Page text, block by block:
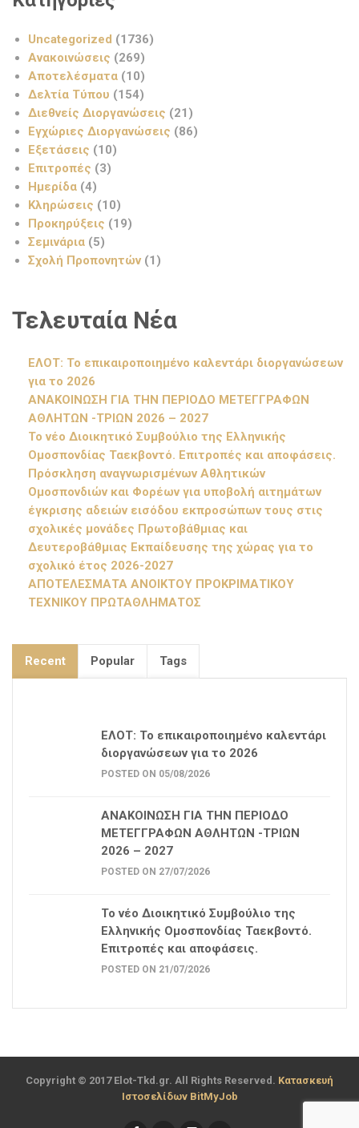
Uncategorized (1736)
Ανακοινώσεις (269)
Αποτελέσματα (10)
Δελτία Τύπου (154)
Διεθνείς Διοργανώσεις (21)
Εγχώριες Διοργανώσεις (86)
Εξετάσεις (10)
Επιτροπές (3)
Ημερίδα (4)
Κληρώσεις (10)
Προκηρύξεις (19)
Σεμινάρια (5)
Σχολή Προπονητών (1)
Τελευταία Νέα
ΕΛΟΤ: Το επικαιροποιημένο καλεντάρι διοργανώσεων
για το 2026
ΑΝΑΚΟΙΝΩΣΗ ΓΙΑ ΤΗΝ ΠΕΡΙΟΔΟ ΜΕΤΕΓΓΡΑΦΩΝ
ΑΘΛΗΤΩΝ -ΤΡΙΩΝ 2026 – 2027
Το νέο Διοικητικό Συμβούλιο της Ελληνικής
Ομοσπονδίας Ταεκβοντό. Επιτροπές και αποφάσεις.
Πρόσκληση αναγνωρισμένων Αθλητικών
Ομοσπονδιών και Φορέων για υποβολή αιτημάτων
έγκρισης αδειών εισόδου εκπροσώπων τους στις
σχολικές μονάδες Πρωτοβάθμιας και
Δευτεροβάθμιας Εκπαίδευσης της χώρας για το
σχολικό έτος 2026-2027
ΑΠΟΤΕΛΕΣΜΑΤΑ ΑΝΟΙΚΤΟΥ ΠΡΟΚΡΙΜΑΤΙΚΟΥ
ΤΕΧΝΙΚΟΥ ΠΡΩΤΑΘΛΗΜΑΤΟΣ
Recent Popular Tags
ΕΛΟΤ: Το επικαιροποιημένο καλεντάρι
διοργανώσεων για το 2026
POSTED ON 05/08/2026
ΑΝΑΚΟΙΝΩΣΗ ΓΙΑ ΤΗΝ ΠΕΡΙΟΔΟ
ΜΕΤΕΓΓΡΑΦΩΝ ΑΘΛΗΤΩΝ -ΤΡΙΩΝ
2026 – 2027
POSTED ON 27/07/2026
Το νέο Διοικητικό Συμβούλιο της
Ελληνικής Ομοσπονδίας Ταεκβοντό.
Επιτροπές και αποφάσεις.
POSTED ON 21/07/2026
Copyright © 2017 Elot-Tkd.gr. All Rights Reserved. Κατασκευή
Ιστοσελίδων BitMyJob